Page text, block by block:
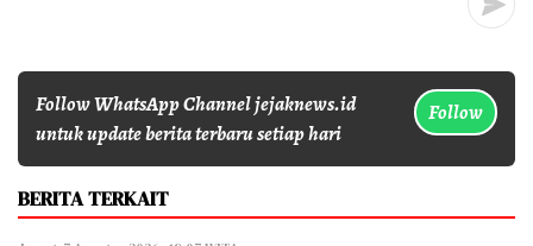
Follow WhatsApp Channel jejaknews.id
untuk update berita terbaru setiap hari
Follow
BERITA TERKAIT